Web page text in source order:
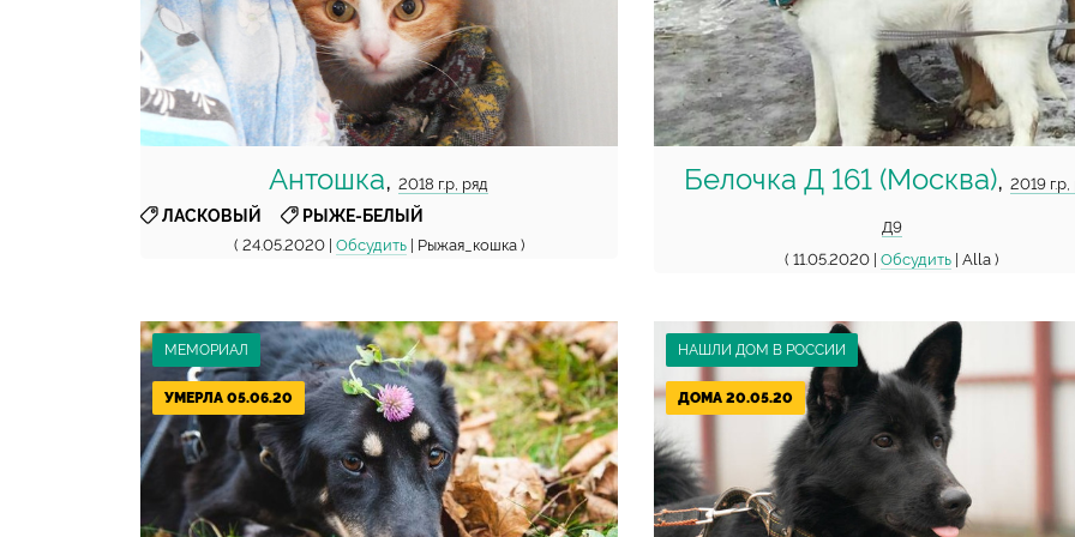
Антошка,2018 г.р, ряд
ЛАСКОВЫЙ
РЫЖЕ-БЕЛЫЙ
( 24.05.2020 | Обсудить| Рыжая_кошка )
Белочка Д 161 (Москва), 2019 г.р,
Д9
( 11.05.2020 |Обсудить | Alla )
МЕМОРИАЛ
УМЕРЛА 05.06.20
НАШЛИ ДОМ В РОССИИ
ДОМА 20.05.20